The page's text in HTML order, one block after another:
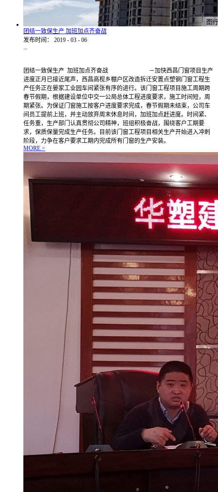
团结一致保生产 加班加点齐奋战
发布时间：
2019 - 03 - 06
...
团结一致保生产 加班加点齐奋战 －加快西昌门窗项目生产
进度正月已接近尾声，西昌高枧乡棚户区改造拆迁安置点塑钢门窗工程生
产任务正在晏家工业园车间紧张有序的进行。该门窗工程项目施工周期跨
春节假期，根据建设单位中交一公局总体工程进度要求，施工时间短，周
期紧张。为保证门窗施工按客户进度要求完成，春节假期未结束，公司车
间员工提前上班，并主动放弃周末休息时间，加班加点赶进度。时间紧、
任务重，生产部门认真贯彻公司精神，班组积极奋战，围绕客户工期要
求，保质保量完成生产任务。目前该门窗工程项目相关生产开始进入冲刺
阶段，力争在客户要求工期内完成所有门窗的生产安装。
MORE >